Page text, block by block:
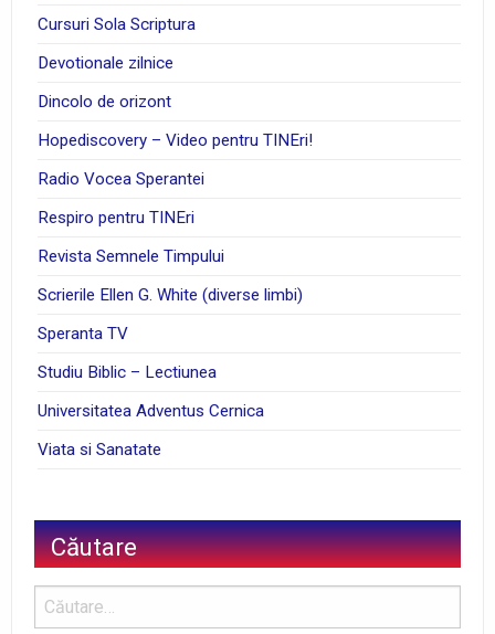
Cursuri Sola Scriptura
Devotionale zilnice
Dincolo de orizont
Hopediscovery – Video pentru TINEri!
Radio Vocea Sperantei
Respiro pentru TINEri
Revista Semnele Timpului
Scrierile Ellen G. White (diverse limbi)
Speranta TV
Studiu Biblic – Lectiunea
Universitatea Adventus Cernica
Viata si Sanatate
Căutare